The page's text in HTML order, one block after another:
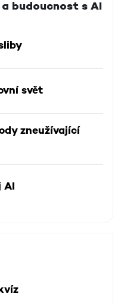
budoucnost s AI
Stránka
světStránka
zneužívající
AI
Stránka